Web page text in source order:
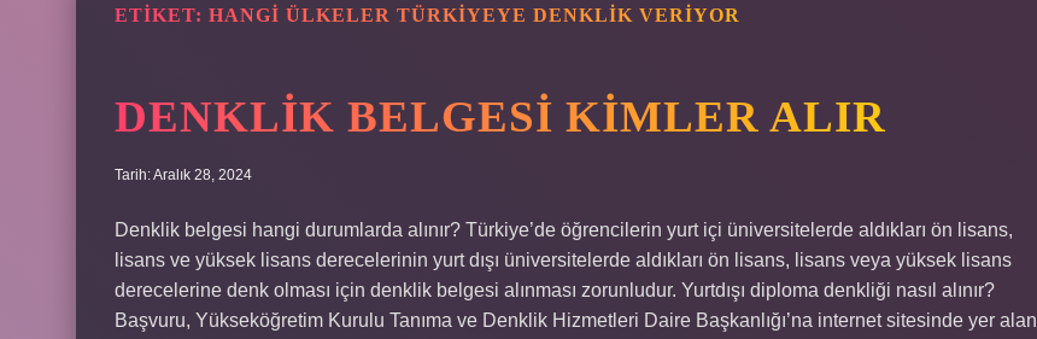
ETIKET: HANGI ÜLKELER TÜRKIYEYE DENKLIK VERIYOR
DENKLIK BELGESI KIMLER ALIR
Tarih: Aralık 28, 2024
Denklik belgesi hangi durumlarda alınır? Türkiye’de öğrencilerin yurt içi üniversitelerde aldıkları ön lisans,
lisans ve yüksek lisans derecelerinin yurt dışı üniversitelerde aldıkları ön lisans, lisans veya yüksek lisans
derecelerine denk olması için denklik belgesi alınması zorunludur. Yurtdışı diploma denkliği nasıl alınır?
Başvuru, Yükseköğretim Kurulu Tanıma ve Denklik Hizmetleri Daire Başkanlığı’na internet sitesinde yer alan